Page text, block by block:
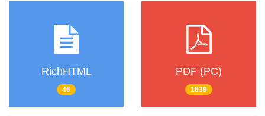
RichHTML
46
PDF (PC)
1639